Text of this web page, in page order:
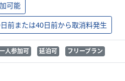
可能
前または40日前から取消料発生
人参加可 延泊可 フリープラン